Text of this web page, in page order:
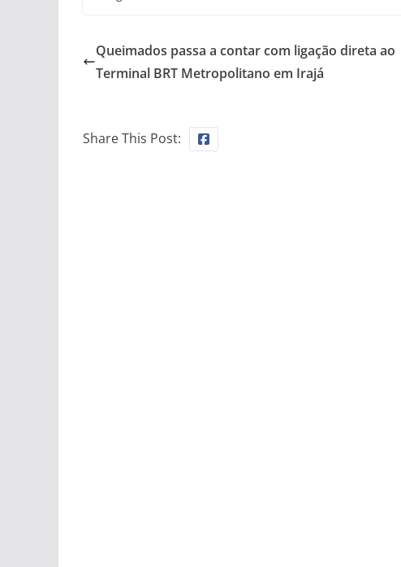
Queimados passa a contar com ligação direta ao
Terminal BRT Metropolitano em Irajá
Share This Post: